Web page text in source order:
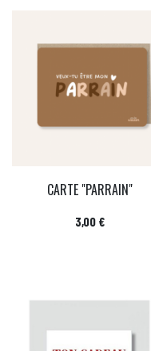
CARTE "PARRAIN"
Prix
3,00 €